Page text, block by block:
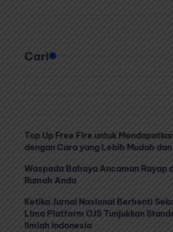
Cari
Top Up Free Fire untuk
dengan Cara yang Lebih Mudah
Waspada Bahaya Ancaman Rayap
Rumah Anda
Ketika Jurnal Nasional Berhenti
Lima Platform OJS Tunjukkan
Ilmiah Indonesia